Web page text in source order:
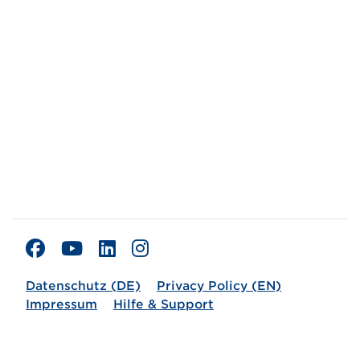
Datenschutz (DE)
Privacy Policy (EN)
Impressum
Hilfe & Support